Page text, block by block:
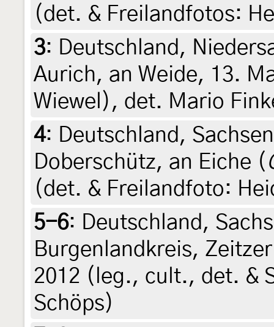
(det. & Freilandfotos:
3: Deutschland,
Aurich, an Weide, 13.
Wiewel), det. Mario
4: Deutschland,
Doberschütz, an Eiche (
(det. & Freilandfoto:
5-6: Deutschland,
Burgenlandkreis,
2012 (leg., cult., det. &
Schöps)